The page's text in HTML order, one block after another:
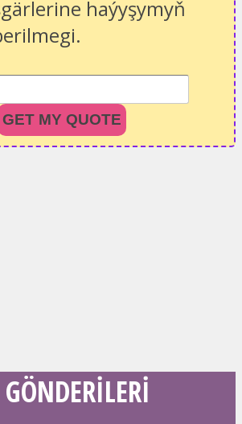
haýyşymyň
GET MY QUOTE